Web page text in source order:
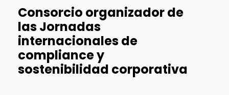
Consorcio organizador de
las Jornadas
internacionales de
compliance y
sostenibilidad corporativa